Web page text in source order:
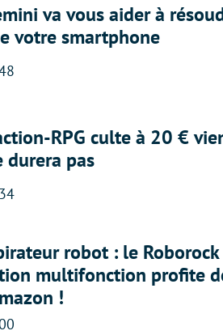
va vous aider à
votre smartphone
RPG culte à 20 €
durera pas
robot : le Roborock
multifonction profite
!